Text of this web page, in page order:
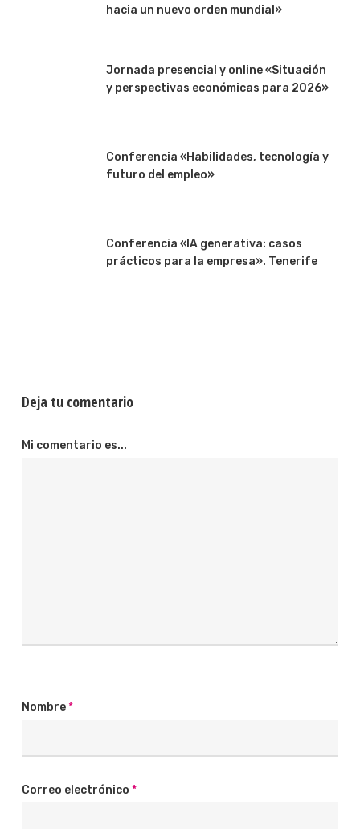
hacia un nuevo orden mundial»
Jornada presencial y online «Situación
y perspectivas económicas para 2026»
Conferencia «Habilidades, tecnología y
futuro del empleo»
Conferencia «IA generativa: casos
prácticos para la empresa». Tenerife
Deja tu comentario
Mi comentario es...
Nombre*
Correo electrónico *